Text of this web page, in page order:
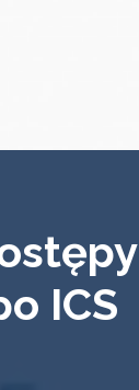
ICS